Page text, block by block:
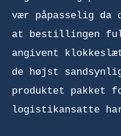
vær påpasselig da
at bestillingen
angivent
de højst
produktet pakket
logistikansatte